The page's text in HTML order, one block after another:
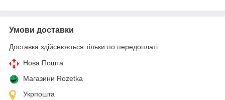
Умови доставки
Доставка здійснюється тільки по передоплаті.
Нова Пошта
Магазини Rozetka
Укрпошта